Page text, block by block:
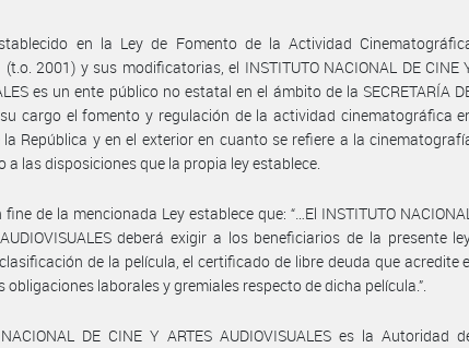
en la Ley de Fomento de la Actividad
2001) y sus modificatorias, el INSTITUTO NACIONAL DE CINE
es un ente público no estatal en el ámbito de la SECRETARÍA
su cargo el fomento y regulación de la actividad cinematográfica
República y en el exterior en cuanto se refiere a la
a las disposiciones que la propia ley establece.
de la mencionada Ley establece que: “…El INSTITUTO
deberá exigir a los beneficiarios de la presente
de la película, el certificado de libre deuda que acredite
laborales y gremiales respecto de dicha película.”.
DE CINE Y ARTES AUDIOVISUALES es la Autoridad